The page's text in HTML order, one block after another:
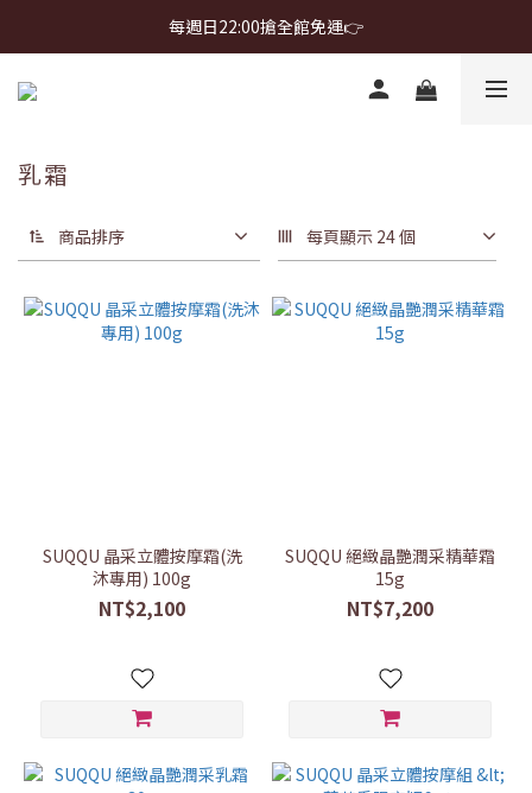
首購免運 $499 起 ＋ 加 LINE 領 $300 折價券 ➤
每週日22:00搶全館免運👉
首購免運 $499 起 ＋ 加 LINE 領 $300 折價券 ➤
乳霜
商品排序 每頁顯示 24 個
SUQQU 晶采立體按摩霜(洗
沐專用) 100g
NT$2,100
SUQQU 絕緻晶艷潤采精華霜
15g
NT$7,200